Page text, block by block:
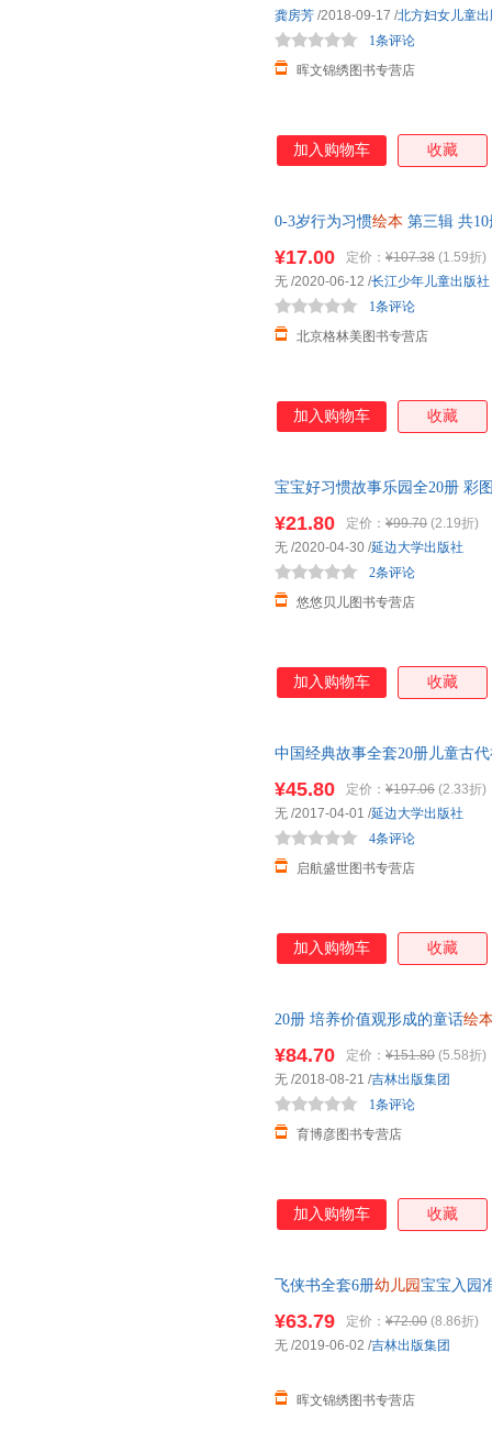
晖文锦绣图书专营店
1条评论
龚房芳 /2018-09-17 /北方妇女儿童
加入购物车 收藏
0-3岁行为习惯绘本 第三辑 共
¥17.00 定价： ¥107.38 (1.59折)
北京格林美图书专营店
1条评论
无 /2020-06-12 /长江少年儿童出版社
加入购物车 收藏
宝宝好习惯故事乐园全20册 彩
¥21.80 定价： ¥99.70 (2.19折)
悠悠贝儿图书专营店
2条评论
无 /2020-04-30 /延边大学出版社
加入购物车 收藏
中国经典故事全套20册儿童古
¥45.80 定价： ¥197.06 (2.33折)
启航盛世图书专营店
4条评论
无 /2017-04-01 /延边大学出版社
加入购物车 收藏
20册 培养价值观形成的童话绘
¥84.70 定价： ¥151.80 (5.58折)
育博彦图书专营店
1条评论
无 /2018-08-21 /吉林出版集团
加入购物车 收藏
飞侠书全套6册幼儿园 宝宝入园
¥63.79 定价： ¥72.00 (8.86折)
晖文锦绣图书专营店
无 /2019-06-02 /吉林出版集团